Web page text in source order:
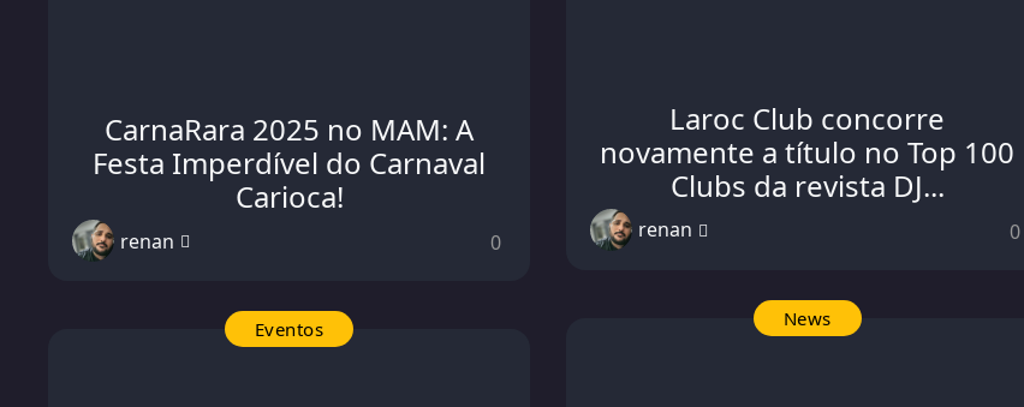
CarnaRara 2025 no MAM: A
Festa Imperdível do Carnaval
Carioca!
renan 0
Eventos
Laroc Club concorre
novamente a título no Top 100
Clubs da revista DJ...
renan 0
News